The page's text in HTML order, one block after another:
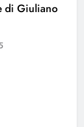
di Giuliano